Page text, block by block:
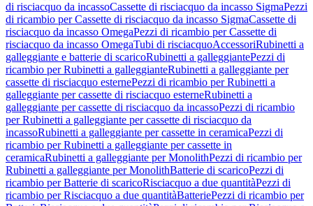
di risciacquo da incassoCassette di risciacquo da incasso SigmaPezzi
di ricambio per Cassette di risciacquo da incasso SigmaCassette di
risciacquo da incasso OmegaPezzi di ricambio per Cassette di
risciacquo da incasso OmegaTubi di risciacquoAccessoriRubinetti a
galleggiante e batterie di scaricoRubinetti a galleggiantePezzi di
ricambio per Rubinetti a galleggianteRubinetti a galleggiante per
cassette di risciacquo esternePezzi di ricambio per Rubinetti a
galleggiante per cassette di risciacquo esterneRubinetti a
galleggiante per cassette di risciacquo da incassoPezzi di ricambio
per Rubinetti a galleggiante per cassette di risciacquo da
incassoRubinetti a galleggiante per cassette in ceramicaPezzi di
ricambio per Rubinetti a galleggiante per cassette in
ceramicaRubinetti a galleggiante per MonolithPezzi di ricambio per
Rubinetti a galleggiante per MonolithBatterie di scaricoPezzi di
ricambio per Batterie di scaricoRisciacquo a due quantitàPezzi di
ricambio per Risciacquo a due quantitàBatteriePezzi di ricambio per